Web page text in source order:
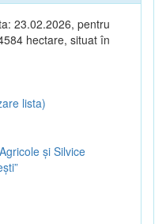
23.02.2026, pentru
hectare, situat în
lista)
și Silvice